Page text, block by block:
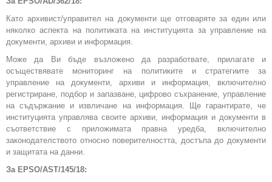
Като архивист/управител на документи ще отговаряте за един или
няколко аспекта на политиката на институцията за управление на
документи, архиви и информация.
Може да Ви бъде възложено да разработвате, прилагате и
осъществявате мониторинг на политиките и стратегиите за
управление на документи, архиви и информация, включително
регистриране, подбор и запазване, цифрово съхранение, управление
на съдържание и извличане на информация. Ще гарантирате, че
институцията управлява своите архиви, информация и документи в
съответствие с приложимата правна уредба, включително
законодателството относно поверителността, достъпа до документи
и защитата на данни.
За EPSO/AST/145/18: